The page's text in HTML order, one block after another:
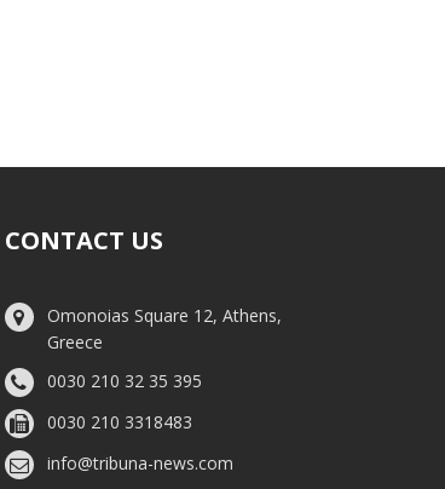
CONTACT US
Omonoias Square 12, Athens,
Greece
0030 210 32 35 395
0030 210 3318483
info@tribuna-news.com